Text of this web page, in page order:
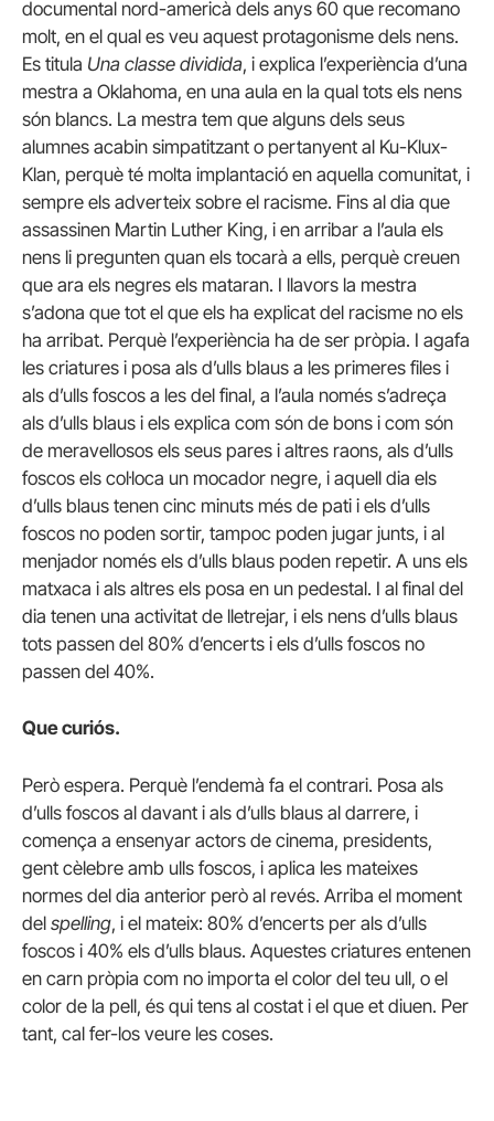
documental nord-americà dels anys 60 que recomano
molt, en el qual es veu aquest protagonisme dels nens.
Es titula Una classe dividida, i explica l’experiència d’una
mestra a Oklahoma, en una aula en la qual tots els nens
són blancs. La mestra tem que alguns dels seus
alumnes acabin simpatitzant o pertanyent al Ku-Klux-
Klan, perquè té molta implantació en aquella comunitat, i
sempre els adverteix sobre el racisme. Fins al dia que
assassinen Martin Luther King, i en arribar a l’aula els
nens li pregunten quan els tocarà a ells, perquè creuen
que ara els negres els mataran. I llavors la mestra
s’adona que tot el que els ha explicat del racisme no els
ha arribat. Perquè l’experiència ha de ser pròpia. I agafa
les criatures i posa als d’ulls blaus a les primeres files i
als d’ulls foscos a les del final, a l’aula només s’adreça
als d’ulls blaus i els explica com són de bons i com són
de meravellosos els seus pares i altres raons, als d’ulls
foscos els col·loca un mocador negre, i aquell dia els
d’ulls blaus tenen cinc minuts més de pati i els d’ulls
foscos no poden sortir, tampoc poden jugar junts, i al
menjador només els d’ulls blaus poden repetir. A uns els
matxaca i als altres els posa en un pedestal. I al final del
dia tenen una activitat de lletrejar, i els nens d’ulls blaus
tots passen del 80% d’encerts i els d’ulls foscos no
passen del 40%.
Que curiós.
Però espera. Perquè l’endemà fa el contrari. Posa als
d’ulls foscos al davant i als d’ulls blaus al darrere, i
comença a ensenyar actors de cinema, presidents,
gent cèlebre amb ulls foscos, i aplica les mateixes
normes del dia anterior però al revés. Arriba el moment
del spelling, i el mateix: 80% d’encerts per als d’ulls
foscos i 40% els d’ulls blaus. Aquestes criatures entenen
en carn pròpia com no importa el color del teu ull, o el
color de la pell, és qui tens al costat i el que et diuen. Per
tant, cal fer-los veure les coses.